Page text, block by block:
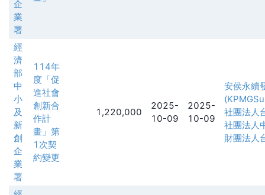
企
業
署
經
濟
部
中
小
及
新
創
企
業
署
114年
度「促
進社會
創新合
作計
畫」第
1次契
約變更
1,220,000
2025-
10-09
2025-
10-09
安侯永續
社團法人
社團法人
財團法人